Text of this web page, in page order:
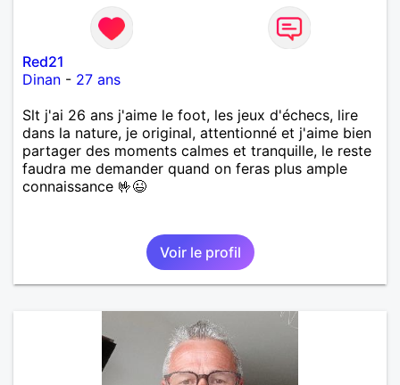
Red21
Dinan - 27 ans
Slt j'ai 26 ans j'aime le foot, les jeux d'échecs, lire
dans la nature, je original, attentionné et j'aime bien
partager des moments calmes et tranquille, le reste
faudra me demander quand on feras plus ample
connaissance 🤟😉
Voir le profil